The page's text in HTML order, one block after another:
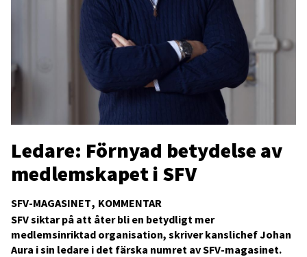
SFV-MAGASINET KOMMENTAR
Ledare: Förnyad betydelse av
medlemskapet i SFV
SFV siktar på att åter bli en betydligt mer
medlemsinriktad organisation, skriver kanslichef Johan
Aura i sin ledare i det färska numret av SFV-magasinet.